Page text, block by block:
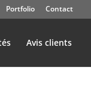
Portfolio Contact
Avis clients